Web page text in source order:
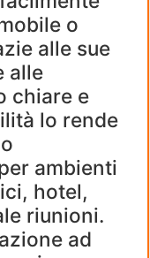
o
alle sue
alle
chiare e
lo rende
ambienti
hotel,
riunioni.
ad